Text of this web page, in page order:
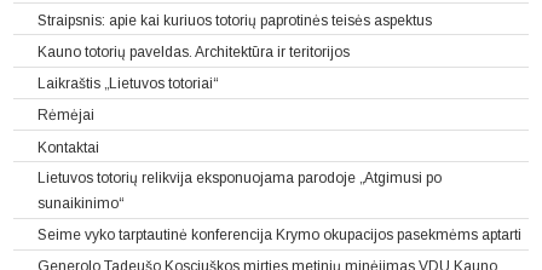
Straipsnis: apie kai kuriuos totorių paprotinės teisės aspektus
Kauno totorių paveldas. Architektūra ir teritorijos
Laikraštis „Lietuvos totoriai“
Rėmėjai
Kontaktai
Lietuvos totorių relikvija eksponuojama parodoje „Atgimusi po
sunaikinimo“
Seime vyko tarptautinė konferencija Krymo okupacijos pasekmėms aptarti
Generolo Tadeušo Kosciuškos mirties metinių minėjimas VDU Kauno